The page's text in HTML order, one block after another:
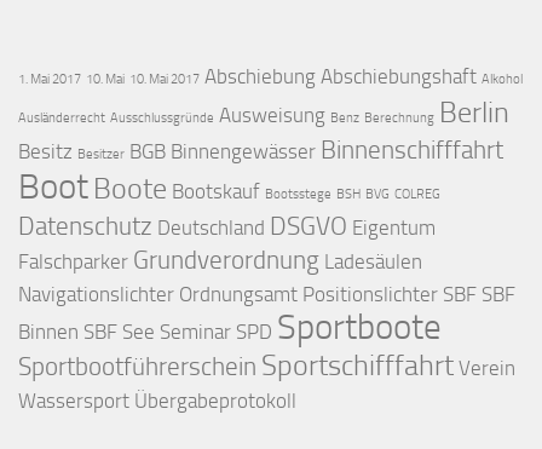
1. Mai 2017 10. Mai 10. Mai 2017 Abschiebung Abschiebungshaft Alkohol
Ausländerrecht Ausschlussgründe Ausweisung Benz Berechnung Berlin
Besitz Besitzer BGB Binnengewässer Binnenschifffahrt
Boot Boote Bootskauf Bootsstege BSH BVG COLREG
Datenschutz Deutschland DSGVO Eigentum
Falschparker Grundverordnung Ladesäulen
Navigationslichter Ordnungsamt Positionslichter SBF SBF
Binnen SBF See Seminar SPD Sportboote
Sportbootführerschein Sportschifffahrt Verein
Wassersport Übergabeprotokoll